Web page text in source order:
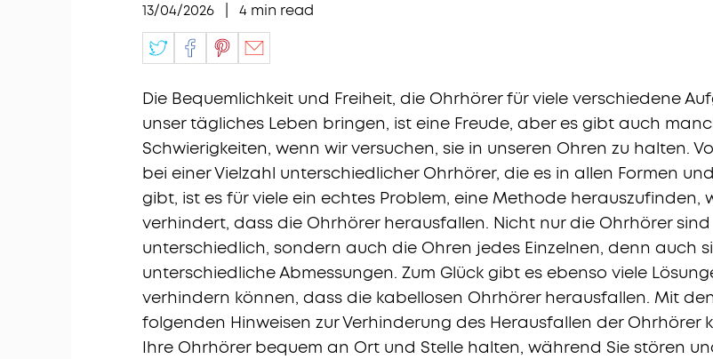
13/04/2026 4 min read
Die Bequemlichkeit und Freiheit, die Ohrhörer für viele verschiedene
unser tägliches Leben bringen, ist eine Freude, aber es gibt auch
Schwierigkeiten, wenn wir versuchen, sie in unseren Ohren zu halten.
bei einer Vielzahl unterschiedlicher Ohrhörer, die es in allen Formen
gibt, ist es für viele ein echtes Problem, eine Methode herauszufinden,
verhindert, dass die Ohrhörer herausfallen. Nicht nur die Ohrhörer sind
unterschiedlich, sondern auch die Ohren jedes Einzelnen, denn auch
unterschiedliche Abmessungen. Zum Glück gibt es ebenso viele
verhindern können, dass die kabellosen Ohrhörer herausfallen. Mit
folgenden Hinweisen zur Verhinderung des Herausfallen der Ohrhörer
Ihre Ohrhörer bequem an Ort und Stelle halten, während Sie stören